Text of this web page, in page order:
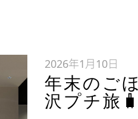
2026年1月10日
年末のご
沢プチ旅